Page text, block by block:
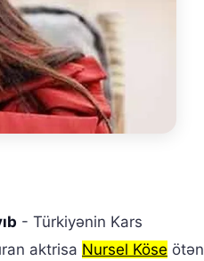
- Türkiyənin Kars
aktrisa Nursel Köse ötən